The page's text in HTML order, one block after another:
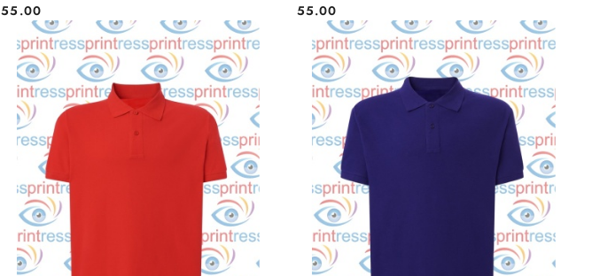
Cena:
55.00 Cena:
55.00